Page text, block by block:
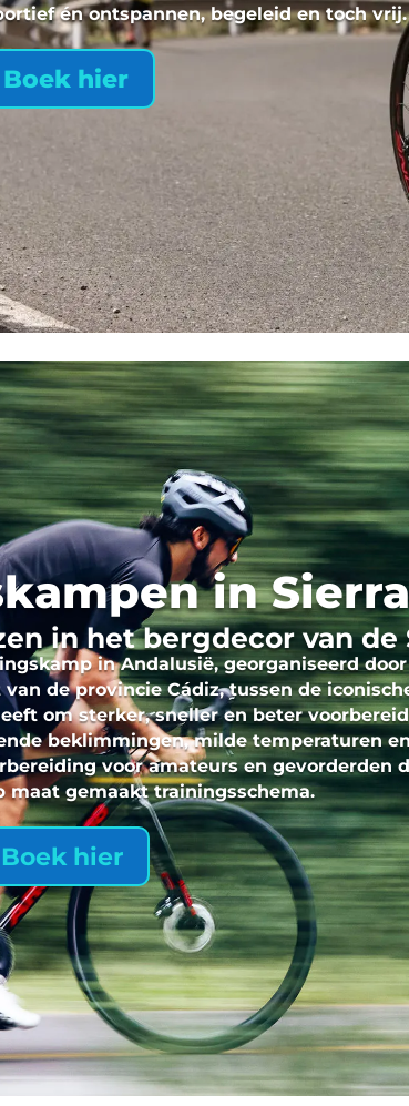
én ontspannen, begeleid en toch vrij.
Boek hier
in
in het bergdecor van de
in Andalusië, georganiseerd door
de provincie Cádiz, tussen de
om sterker, sneller en beter
beklimmingen, milde temperaturen
voor amateurs en
maat gemaakt trainingsschema.
Boek hier